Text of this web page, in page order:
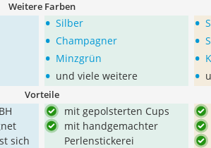
Weitere Farben
• Silber
• Champagner
• Minzgrün
• und viele weitere
•
•
•
•
Vorteile
sich
mit gepolsterten Cups
mit handgemachter
Perlenstickerei